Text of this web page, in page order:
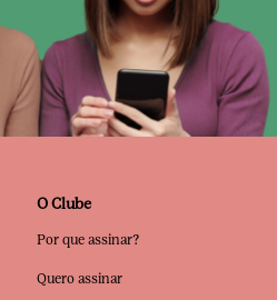
O Clube
Por que assinar?
Quero assinar